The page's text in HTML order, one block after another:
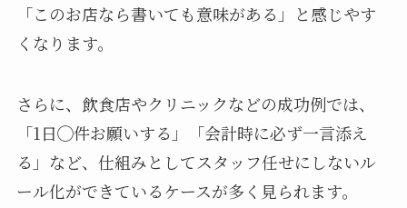
「このお店なら書いても意味がある」と感じやす
くなります。
さらに、飲食店やクリニックなどの成功例では、
「1日◯件お願いする」「会計時に必ず一言添え
る」など、仕組みとしてスタッフ任せにしないル
ール化ができているケースが多く見られます。